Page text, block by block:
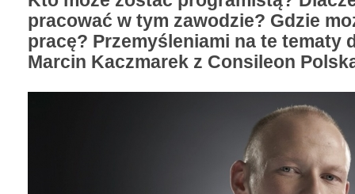
pracować w tym zawodzie? Gdzie
pracę? Przemyśleniami na te tematy
Marcin Kaczmarek z Consileon